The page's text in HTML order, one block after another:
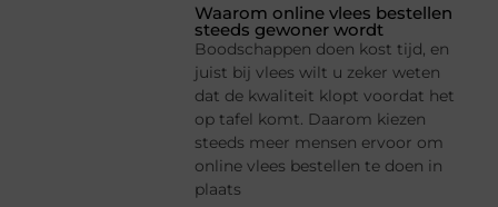
Waarom online vlees bestellen
steeds gewoner wordt
Boodschappen doen kost tijd, en
juist bij vlees wilt u zeker weten
dat de kwaliteit klopt voordat het
op tafel komt. Daarom kiezen
steeds meer mensen ervoor om
online vlees bestellen te doen in
plaats